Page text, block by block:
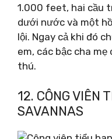
1.000 feet, hai cầu
dưới nước và một
lội. Ngay cả khi đó
em, các bậc cha
thú.
12. CÔNG VIÊN
SAVANNAS